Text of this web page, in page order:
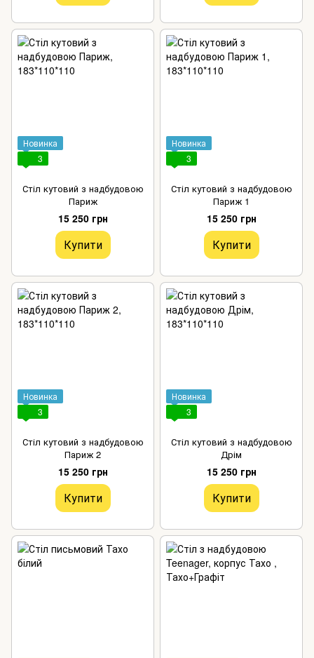
Новинка
3
Стіл кутовий з надбудовою
Париж
15 250 грн
Купити
Новинка
3
Стіл кутовий з надбудовою
Париж 1
15 250 грн
Купити
Новинка
3
Стіл кутовий з надбудовою
Париж 2
15 250 грн
Купити
Новинка
3
Стіл кутовий з надбудовою
Дрім
15 250 грн
Купити